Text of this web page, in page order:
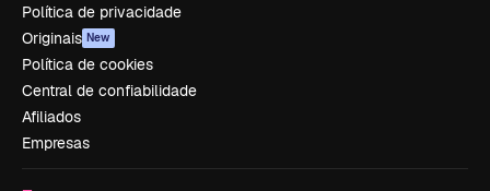
Política de privacidade
Originais New
Política de cookies
Central de confiabilidade
Afiliados
Empresas